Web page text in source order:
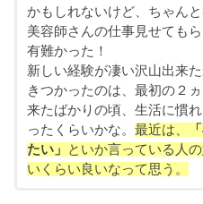
かもしれないけど、ちゃん
美容師さんの仕事見せても
有難かった！
新しい経験が凄い沢山出来
きつかったのは、最初の２
来たばかりの頃、生活に慣
ったくらいかな。 最近は、
たい」
といか言っている人
いくらい良いなって思う。